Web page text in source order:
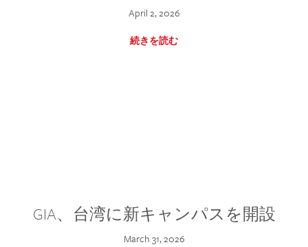
April 2, 2026
続きを読む
GIA、台湾に新キャンパスを開設
March 31, 2026